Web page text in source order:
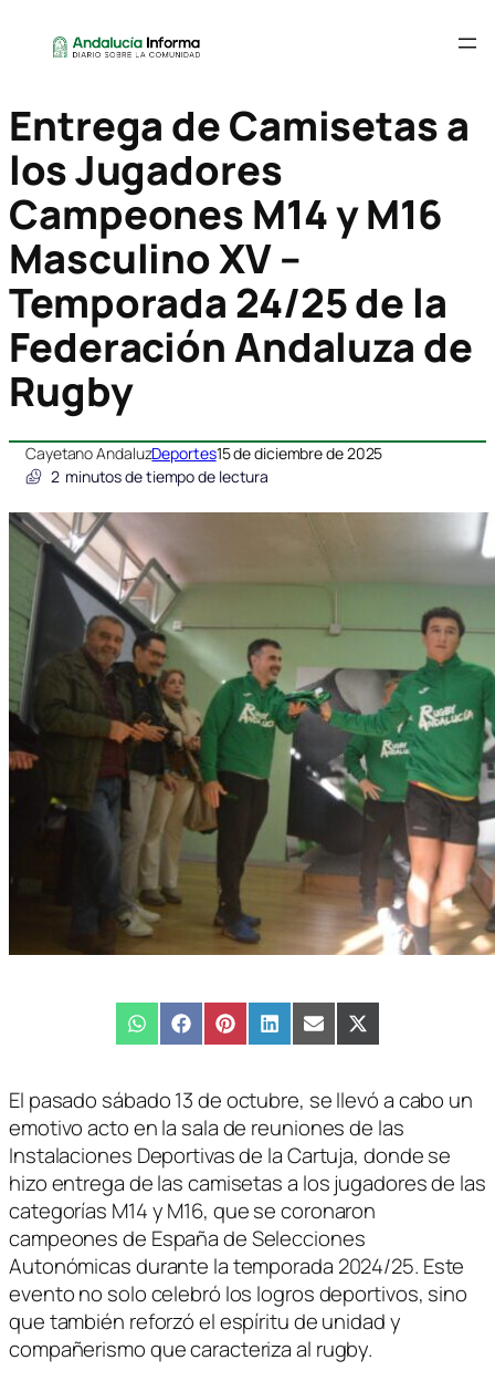
Entrega de Camisetas a
los Jugadores
Campeones M14 y M16
Masculino XV –
Temporada 24/25 de la
Federación Andaluza de
Rugby
Cayetano AndaluzDeportes15 de diciembre de 2025
2 minutos de tiempo de lectura
Compartir
en
WhatsAppCompartir
en
FacebookCompartir
en
PinterestCompartir
en
LinkedInCompartir
en
EmailCompartir
en
X
(Twitter)
El pasado sábado 13 de octubre, se llevó a cabo un
emotivo acto en la sala de reuniones de las
Instalaciones Deportivas de la Cartuja, donde se
hizo entrega de las camisetas a los jugadores de las
categorías M14 y M16, que se coronaron
campeones de España de Selecciones
Autonómicas durante la temporada 2024/25. Este
evento no solo celebró los logros deportivos, sino
que también reforzó el espíritu de unidad y
compañerismo que caracteriza al rugby.